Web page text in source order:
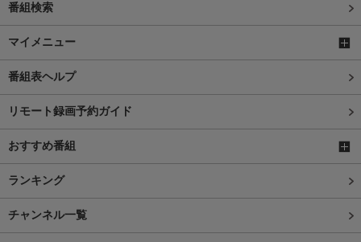
番組検索
マイメニュー
番組表ヘルプ
リモート録画予約ガイド
おすすめ番組
ランキング
チャンネル一覧